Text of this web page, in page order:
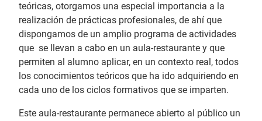
teóricas, otorgamos una especial importancia a la
realización de prácticas profesionales, de ahí que
dispongamos de un amplio programa de actividades
que se llevan a cabo en un aula-restaurante y que
permiten al alumno aplicar, en un contexto real, todos
los conocimientos teóricos que ha ido adquiriendo en
cada uno de los ciclos formativos que se imparten.
Este aula-restaurante permanece abierto al público un